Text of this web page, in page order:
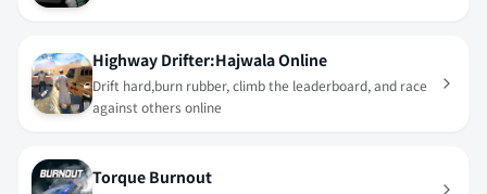
Highway Drifter:Hajwala Online
Drift hard,burn rubber, climb the leaderboard, and race
against others online
Torque Burnout